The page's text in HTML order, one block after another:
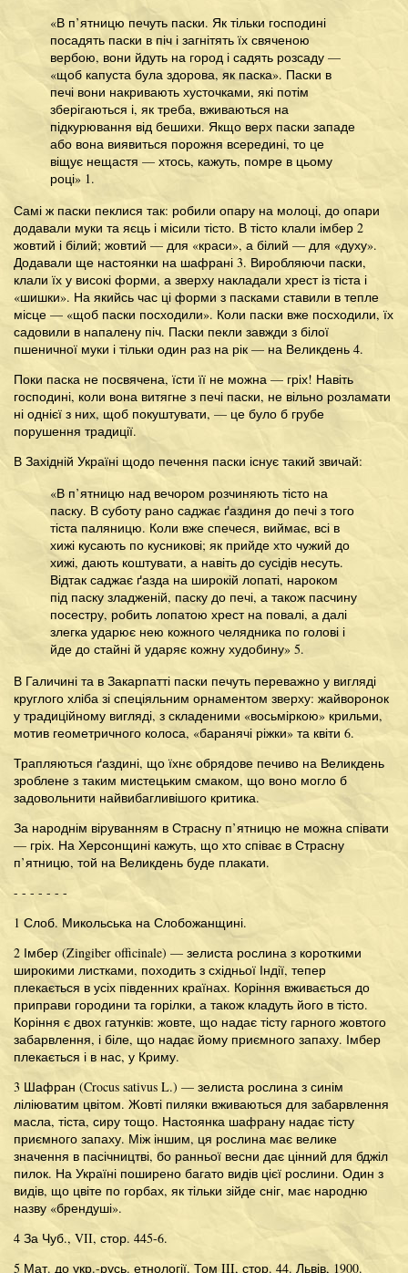
«В п’ятницю печуть паски. Як тільки господині
посадять паски в піч і загнітять їх свяченою
вербою, вони йдуть на город і садять розсаду —
«щоб капуста була здорова, як паска». Паски в
печі вони накривають хусточками, які потім
зберігаються і, як треба, вживаються на
підкурювання від бешихи. Якщо верх паски западе
або вона виявиться порожня всередині, то це
віщує нещастя — хтось, кажуть, помре в цьому
році» 1.
Самі ж паски пеклися так: робили опару на молоці, до опари
додавали муки та яєць і місили тісто. В тісто клали імбер 2
жовтий і білий; жовтий — для «краси», а білий — для «духу».
Додавали ще настоянки на шафрані 3. Виробляючи паски,
клали їх у високі форми, а зверху накладали хрест із тіста і
«шишки». На якийсь час ці форми з пасками ставили в тепле
місце — «щоб паски посходили». Коли паски вже посходили, їх
садовили в напалену піч. Паски пекли завжди з білої
пшеничної муки і тільки один раз на рік — на Великдень 4.
Поки паска не посвячена, їсти її не можна — гріх! Навіть
господині, коли вона витягне з печі паски, не вільно розламати
ні однієї з них, щоб покуштувати, — це було б грубе
порушення традиції.
В Західній Україні щодо печення паски існує такий звичай:
«В п’ятницю над вечором розчиняють тісто на
паску. В суботу рано саджає ґаздиня до печі з того
тіста паляницю. Коли вже спечеся, виймає, всі в
хижі кусають по кусникові; як прийде хто чужий до
хижі, дають коштувати, а навіть до сусідів несуть.
Відтак саджає ґазда на широкій лопаті, нароком
під паску зладженій, паску до печі, а також пасчину
посестру, робить лопатою хрест на повалі, а далі
злегка ударює нею кожного челядника по голові і
йде до стайні й ударяє кожну худобину» 5.
В Галичині та в Закарпатті паски печуть переважно у вигляді
круглого хліба зі спеціяльним орнаментом зверху: жайворонок
у традиційному вигляді, з складеними «восьміркою» крильми,
мотив геометричного колоса, «баранячі ріжки» та квіти 6.
Трапляються ґаздині, що їхнє обрядове печиво на Великдень
зроблене з таким мистецьким смаком, що воно могло б
задовольнити найвибагливішого критика.
За народнім віруванням в Страсну п’ятницю не можна співати
— гріх. На Херсонщині кажуть, що хто співає в Страсну
п’ятницю, той на Великдень буде плакати.
- - - - - - -
1 Слоб. Микольська на Слобожанщині.
2 Імбер (Zingiber officinale) — зелиста рослина з короткими
широкими листками, походить з східньої Індії, тепер
плекається в усіх південних країнах. Коріння вживається до
приправи городини та горілки, а також кладуть його в тісто.
Коріння є двох гатунків: жовте, що надає тісту гарного жовтого
забарвлення, і біле, що надає йому приємного запаху. Імбер
плекається і в нас, у Криму.
3 Шафран (Crocus sativus L.) — зелиста рослина з синім
ліліюватим цвітом. Жовті пиляки вживаються для забарвлення
масла, тіста, сиру тощо. Настоянка шафрану надає тісту
приємного запаху. Між іншим, ця рослина має велике
значення в пасічництві, бо ранньої весни дає цінний для бджіл
пилок. На Україні поширено багато видів цієї рослини. Один з
видів, що цвіте по горбах, як тільки зійде сніг, має народню
назву «брендуші».
4 За Чуб., VII, стор. 445-6.
5 Мат. до укр.-русь. етнології. Том III, стор. 44. Львів, 1900.